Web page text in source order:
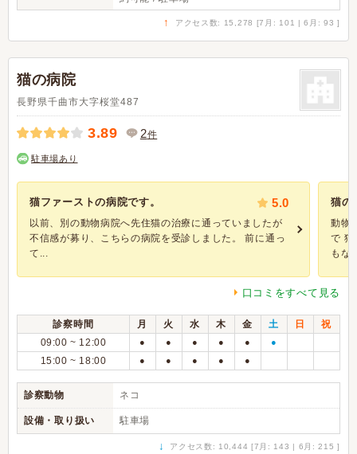
↑ アクセス数: 15,278 [7月: 101 | 6月: 93 ]
猫の病院
長野県千曲市大字桜堂487
3.89 2件
駐車場あり
猫ファーストの病院です。 5.0
以前、別の動物病院へ先住猫の治療に通っていましたが
不信感が募り、こちらの病院を受診しました。 前に通っ
て...
猫の
動物
で 猫
もな
口コミをすべて見る
診察時間 月 火 水 木 金 土 日
祝
09:00 ~ 12:00
● ● ● ● ● ●
15:00 ~ 18:00 ● ● ● ● ●
診察動物 ネコ
設備・取り扱い 駐車場
↓ アクセス数: 10,444 [7月: 143 | 6月: 215 ]